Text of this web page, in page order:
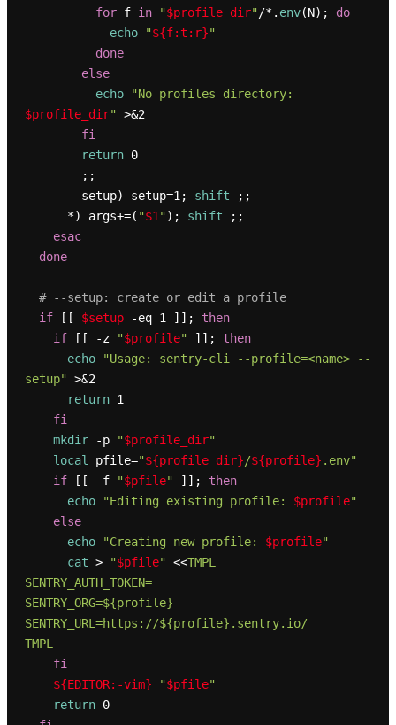
for f in "$profile_dir"/*. env(N); do
echo
"${f:t:r}"
done
else
echo
$profile_dir" >&2
fi
return 0
      --setup) setup=1;
shift ;;
      *) args+=(
"$1" ); shift ;;
esac
done
# --setup: create or edit a profile
if [[ $setup -eq 1 ]]; then
if [[ -z "$profile" ]]; then
echo
"Usage: sentry-cli --profile=<name> --
setup" >&2
return 1
fi
mkdir -p "$profile_dir"
local pfile="${profile_dir}/${profile} .env"
if [[ -f "$pfile" ]]; then
echo
"Editing existing profile: $profile"
else
echo
"Creating new profile: $profile"
cat > "$pfile" <<TMPL
SENTRY_AUTH_TOKEN=
SENTRY_ORG=${profile}
SENTRY_URL=https://${profile}.sentry.io/
TMPL
fi
${EDITOR:-vim}
"$pfile"
return 0